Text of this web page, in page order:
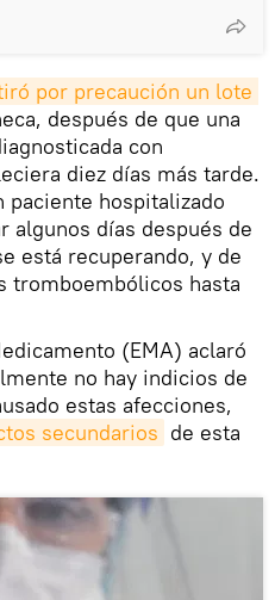
por precaución un lote
después de que una
con
diez días más tarde.
paciente hospitalizado
algunos días después de
está recuperando, y de
tromboembólicos hasta
(EMA) aclaró
no hay indicios de
estas afecciones,
secundarios de esta